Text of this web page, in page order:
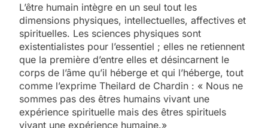
L’être humain intègre en un seul tout les
dimensions physiques, intellectuelles, affectives et
spirituelles. Les sciences physiques sont
existentialistes pour l’essentiel ; elles ne retiennent
que la première d’entre elles et désincarnent le
corps de l’âme qu’il héberge et qui l’héberge, tout
comme l’exprime Theilard de Chardin : « Nous ne
sommes pas des êtres humains vivant une
expérience spirituelle mais des êtres spirituels
vivant une expérience humaine.»